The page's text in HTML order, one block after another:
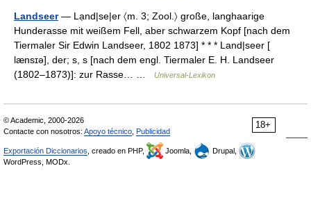
Landseer— Lạnd|se|er 〈m. 3; Zool.〉 große, langhaarige
Hunderasse mit weißem Fell, aber schwarzem Kopf [nach dem
Tiermaler Sir Edwin Landseer, 1802 1873] * * * Land|seer [
lænsɪə], der; s, s [nach dem engl. Tiermaler E. H. Landseer
(1802–1873)]: zur Rasse… …
Universal-Lexikon
18+
© Academic, 2000-2026
Contacte con nosotros: Apoyo técnico Publicidad
Exportación Diccionarios , creado en PHP, Joomla,
Drupal,
WordPress, MODx.